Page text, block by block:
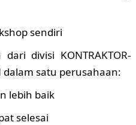
sendiri
divisi KONTRAKTOR-
dalam satu perusahaan:
lebih baik
selesai